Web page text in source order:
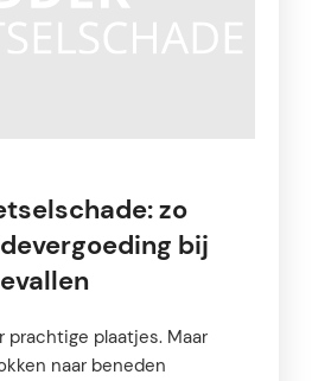
zo
bij
prachtige plaatjes. Maar
naar beneden